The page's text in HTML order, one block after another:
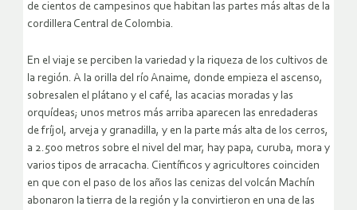
de cientos de campesinos que habitan las partes más altas de la
cordillera Central de Colombia.
En el viaje se perciben la variedad y la riqueza de los cultivos de
la región. A la orilla del río Anaime, donde empieza el ascenso,
sobresalen el plátano y el café, las acacias moradas y las
orquídeas; unos metros más arriba aparecen las enredaderas
de fríjol, arveja y granadilla, y en la parte más alta de los cerros,
a 2.500 metros sobre el nivel del mar, hay papa, curuba, mora y
varios tipos de arracacha. Científicos y agricultores coinciden
en que con el paso de los años las cenizas del volcán Machín
abonaron la tierra de la región y la convirtieron en una de las